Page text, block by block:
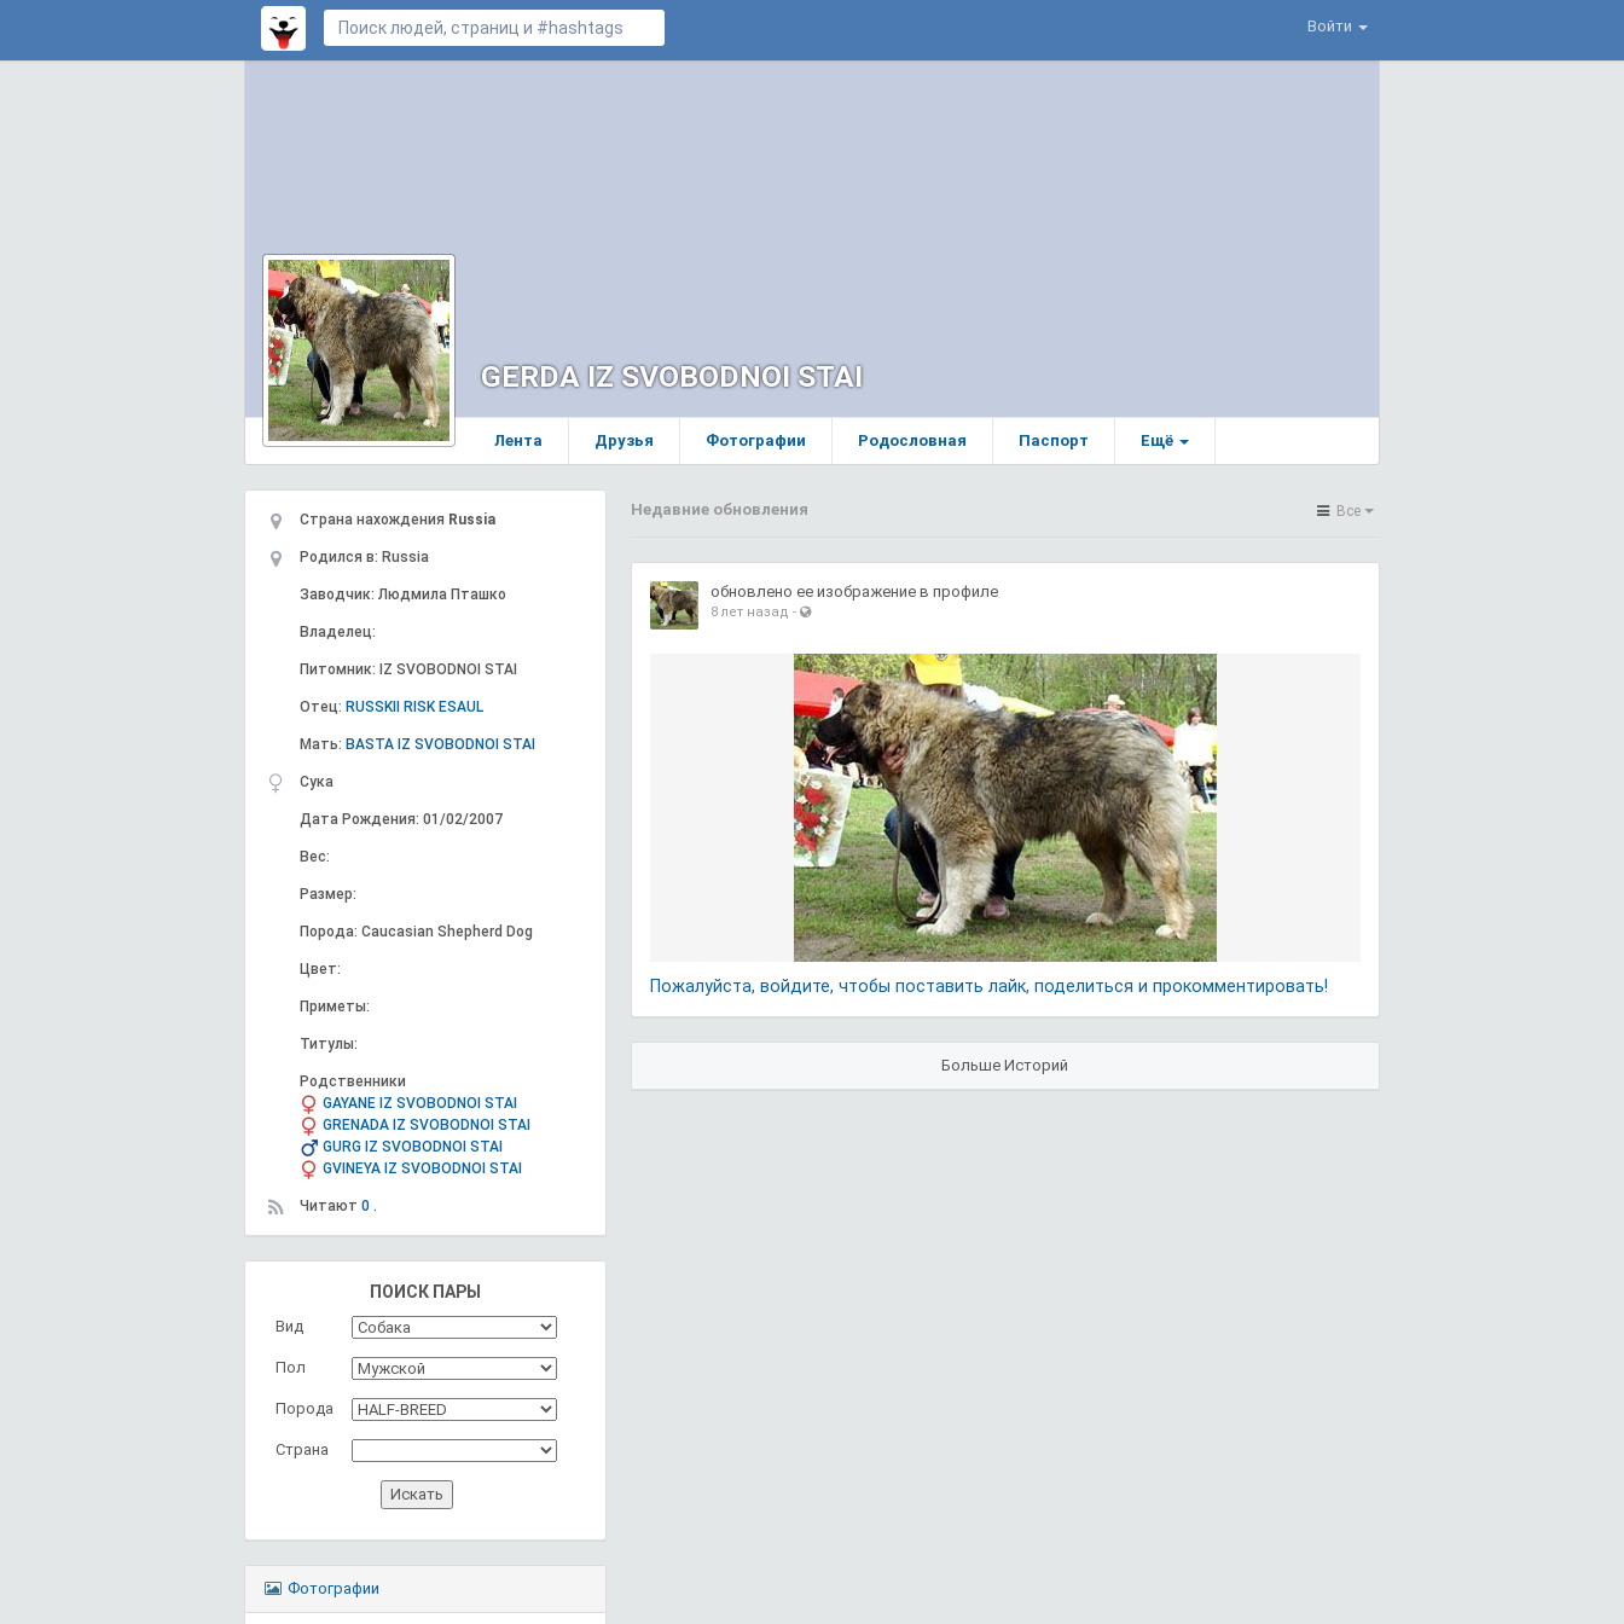
Войти
GERDA IZ SVOBODNOI STAI
Лента Друзья Фотографии Родословная Паспорт Ещё
Страна нахождения Russia
Родился в: Russia
Заводчик: Людмила Пташко
Владелец:
Питомник: IZ SVOBODNOI STAI
Отец: RUSSKII RISK ESAUL
Мать: BASTA IZ SVOBODNOI STAI
Сука
Дата Рождения: 01/02/2007
Вес:
Размер:
Порода: Caucasian Shepherd Dog
Цвет:
Приметы:
Титулы:
Родственники
GAYANE IZ SVOBODNOI STAI
GRENADA IZ SVOBODNOI STAI
GURG IZ SVOBODNOI STAI
GVINEYA IZ SVOBODNOI STAI
Читают 0 .
ПОИСК ПАРЫ
Вид
Пол
Порода
Страна
Фотографии
Недавние обновления Все
обновлено ее изображение в профиле
8 лет назад -
Пожалуйста, войдите, чтобы поставить лайк, поделиться и прокомментировать!
Больше Историй